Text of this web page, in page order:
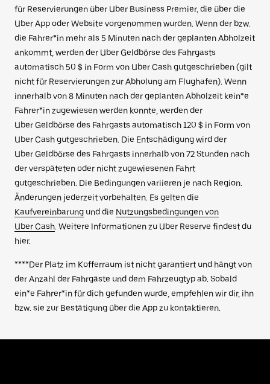
für Reservierungen über Uber Business Premier, die über die
Uber App oder Website vorgenommen wurden. Wenn der bzw.
die Fahrer*in mehr als 5 Minuten nach der geplanten Abholzeit
ankommt, werden der Uber Geldbörse des Fahrgasts
automatisch 50 $ in Form von Uber Cash gutgeschrieben (gilt
nicht für Reservierungen zur Abholung am Flughafen). Wenn
innerhalb von 8 Minuten nach der geplanten Abholzeit kein*e
Fahrer*in zugewiesen werden konnte, werden der
Uber Geldbörse des Fahrgasts automatisch 120 $ in Form von
Uber Cash gutgeschrieben. Die Entschädigung wird der
Uber Geldbörse des Fahrgasts innerhalb von 72 Stunden nach
der verspäteten oder nicht zugewiesenen Fahrt
gutgeschrieben. Die Bedingungen variieren je nach Region.
Änderungen jederzeit vorbehalten. Es gelten die
Kaufvereinbarung und die Nutzungsbedingungen von
Uber Cash. Weitere Informationen zu Uber Reserve findest du
hier.
****Der Platz im Kofferraum ist nicht garantiert und hängt von
der Anzahl der Fahrgäste und dem Fahrzeugtyp ab. Sobald
ein*e Fahrer*in für dich gefunden wurde, empfehlen wir dir, ihn
bzw. sie zur Bestätigung über die App zu kontaktieren.